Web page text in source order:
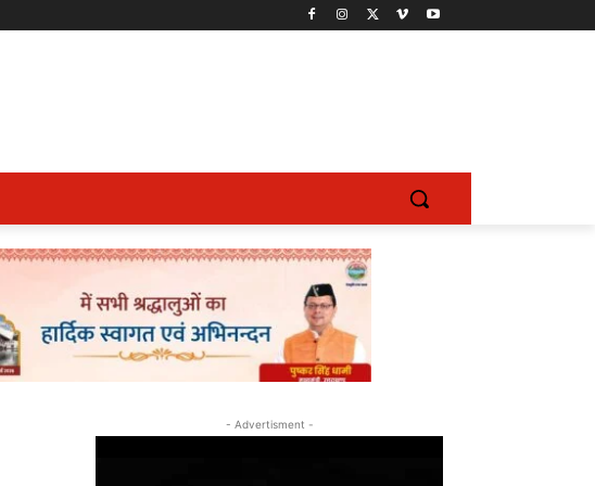
- Advertisment -